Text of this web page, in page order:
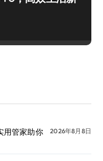
用管家助你
2026年8月8日